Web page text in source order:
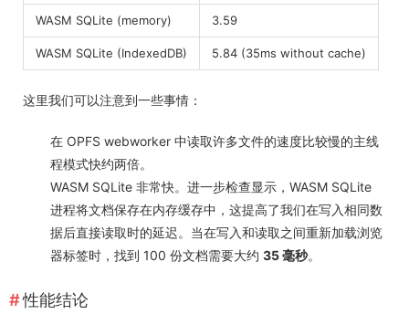
WASM SQLite (memory) 3.59
WASM SQLite (IndexedDB) 5.84 (35ms without cache)
这里我们可以注意到一些事情：
在 OPFS webworker 中读取许多文件的速度比较慢的主线
程模式快约两倍。
WASM SQLite 非常快。进一步检查显示，WASM SQLite
进程将文档保存在内存缓存中，这提高了我们在写入相同数
据后直接读取时的延迟。当在写入和读取之间重新加载浏览
器标签时，找到 100 份文档需要大约 35 毫秒。
性能结论